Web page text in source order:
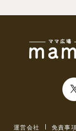
運営会社 免責事